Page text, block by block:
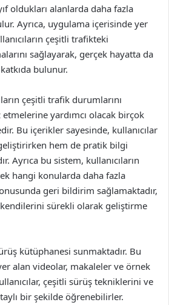
oldukları alanlarda daha fazla
Ayrıca, uygulama içerisinde yer
çeşitli trafikteki
sağlayarak, gerçek hayatta da
bulunur.
çeşitli trafik durumlarını
yardımcı olacak birçok
Bu içerikler sayesinde, kullanıcılar
hem de pratik bilgi
Ayrıca bu sistem, kullanıcıların
hangi konularda daha fazla
geri bildirim sağlamaktadır,
kendilerini sürekli olarak geliştirme
kütüphanesi sunmaktadır. Bu
alan videolar, makaleler ve örnek
çeşitli sürüş tekniklerini ve
bir şekilde öğrenebilirler.